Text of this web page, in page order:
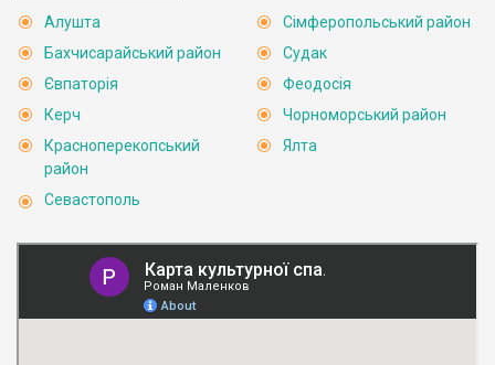
Алушта
Бахчисарайський район
Євпаторія
Керч
Красноперекопський
район
Севастополь
Сімферопольський район
Судак
Феодосія
Чорноморський район
Ялта